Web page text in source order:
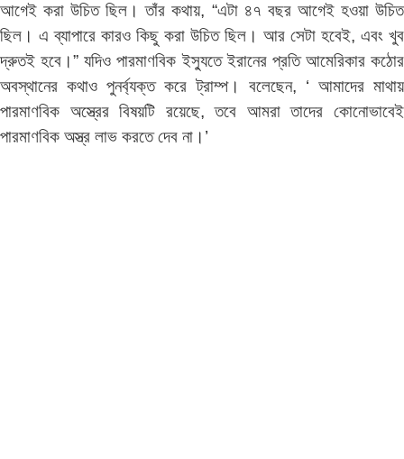
আগেই করা উচিত ছিল। তাঁর কথায়, “এটা ৪৭ বছর আগেই হওয়া উচিত
ছিল। এ ব্যাপারে কারও কিছু করা উচিত ছিল। আর সেটা হবেই, এবং খুব
দ্রুতই হবে।” যদিও পারমাণবিক ইস্যুতে ইরানের প্রতি আমেরিকার কঠোর
অবস্থানের কথাও পুনর্ব্যক্ত করে ট্রাম্প। বলেছেন, ‘ আমাদের মাথায়
পারমাণবিক অস্ত্রের বিষয়টি রয়েছে, তবে আমরা তাদের কোনোভাবেই
পারমাণবিক অস্ত্র লাভ করতে দেব না।’